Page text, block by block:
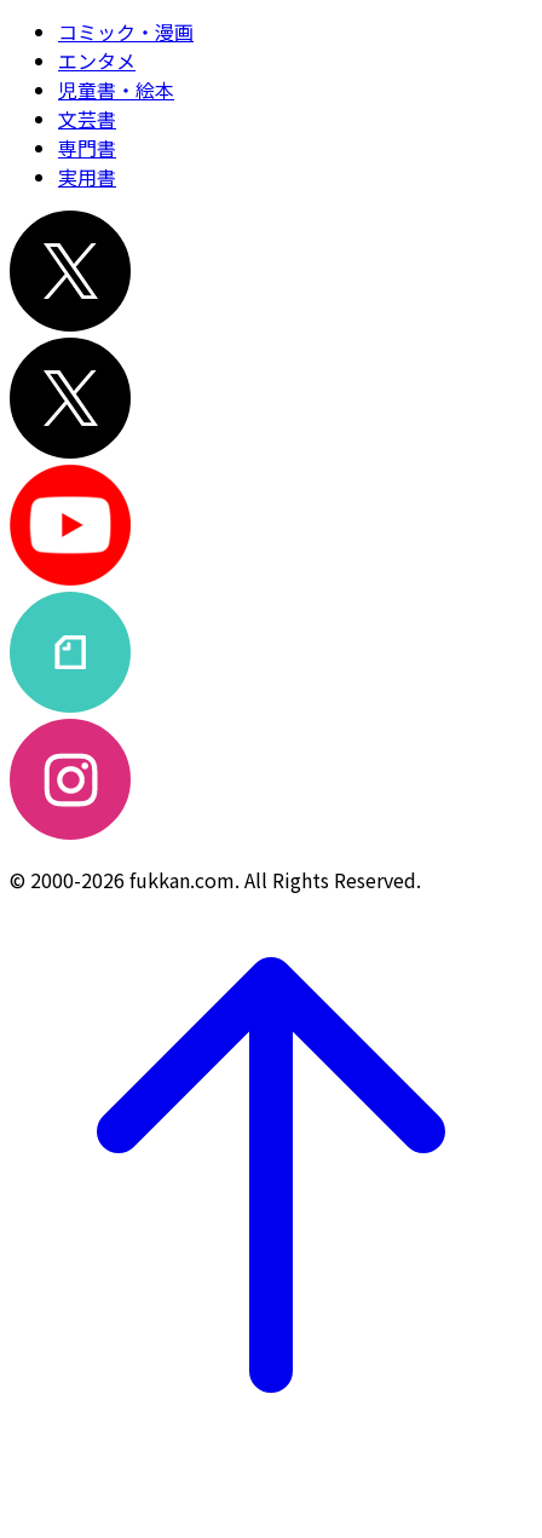
コミック・漫画
エンタメ
児童書・絵本
文芸書
専門書
実用書
© 2000-2026 fukkan.com. All Rights Reserved.